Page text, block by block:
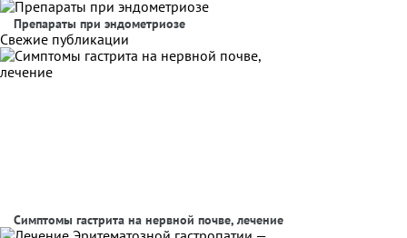
Препараты при эндометриозе
Свежие публикации
Симптомы гастрита на нервной почве, лечение